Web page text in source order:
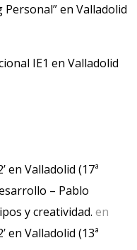
en Valladolid
IE1 en Valladolid
en Valladolid (17ª
– Pablo
y creatividad. en
en Valladolid (13ª